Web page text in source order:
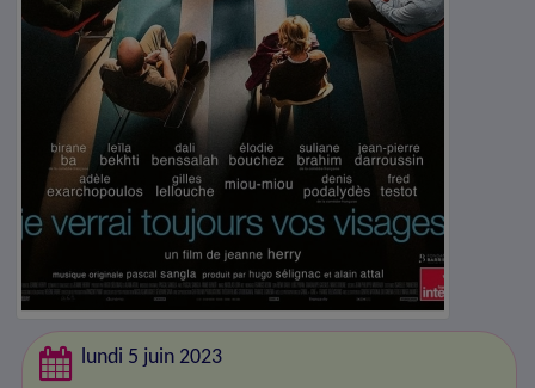
lundi 5 juin 2023